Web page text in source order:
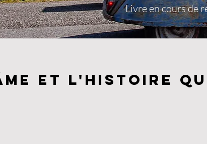
Livre en cours de
et l'histoire